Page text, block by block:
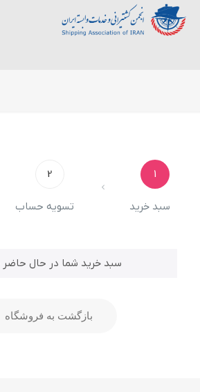
1
سبد خرید
2
تسویه حساب
سبد خرید شما در حال
بازگشت به فروشگاه